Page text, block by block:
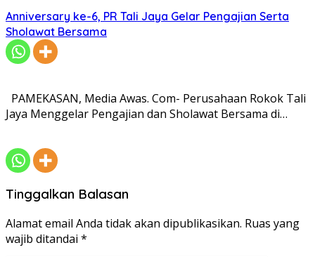
Anniversary ke-6, PR Tali Jaya Gelar Pengajian Serta
Sholawat Bersama
PAMEKASAN, Media Awas. Com- Perusahaan Rokok Tali
Jaya Menggelar Pengajian dan Sholawat Bersama di…
Tinggalkan Balasan
Alamat email Anda tidak akan dipublikasikan. Ruas yang
wajib ditandai *